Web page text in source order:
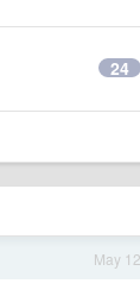
24
May 12